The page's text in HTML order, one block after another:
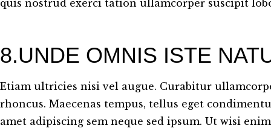
quis nostrud exerci tation ullamcorper suscipit
8.UNDE OMNIS ISTE
Etiam ultricies nisi vel augue. Curabitur
rhoncus. Maecenas tempus, tellus eget
amet adipiscing sem neque sed ipsum. Ut wisi